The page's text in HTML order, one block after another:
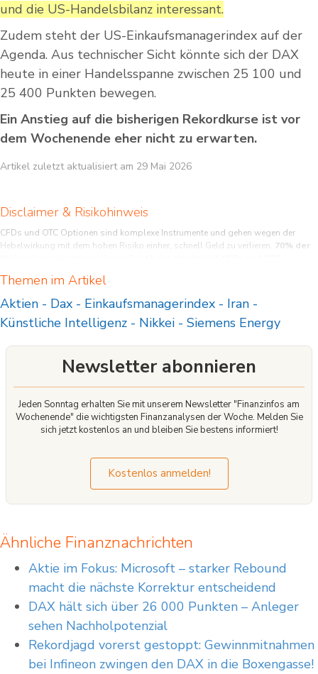
und die US-Handelsbilanz interessant.
Zudem steht der US-Einkaufsmanagerindex auf der
Agenda. Aus technischer Sicht könnte sich der DAX
heute in einer Handelsspanne zwischen 25 100 und
25 400 Punkten bewegen.
Ein Anstieg auf die bisherigen Rekordkurse ist vor
dem Wochenende eher nicht zu erwarten.
Artikel zuletzt aktualisiert am 29 Mai 2026
Disclaimer & Risikohinweis
CFDs und OTC Optionen sind komplexe Instrumente und gehen wegen der
Hebelwirkung mit dem hohen Risiko einher, schnell Geld zu verlieren. 70% der
CFDs und OTC Optionen funktionieren, und ob Sie es sich leisten können, das
hohe Risiko einzugehen, Ihr Geld zu verlieren.
Themen im Artikel
Aktien - Dax - Einkaufsmanagerindex - Iran -
Künstliche Intelligenz - Nikkei - Siemens Energy
Newsletter abonnieren
Jeden Sonntag erhalten Sie mit unserem Newsletter "Finanzinfos am
Wochenende" die wichtigsten Finanzanalysen der Woche. Melden Sie
sich jetzt kostenlos an und bleiben Sie bestens informiert!
Kostenlos anmelden!
Ähnliche Finanznachrichten
Aktie im Fokus: Microsoft – starker Rebound
macht die nächste Korrektur entscheidend
DAX hält sich über 26 000 Punkten – Anleger
sehen Nachholpotenzial
Rekordjagd vorerst gestoppt: Gewinnmitnahmen
bei Infineon zwingen den DAX in die Boxengasse!